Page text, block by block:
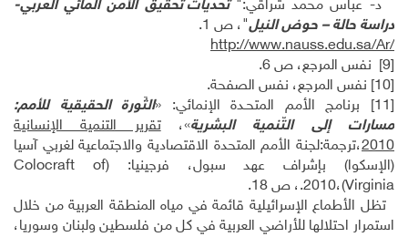
د- عباس محمد شراقي:"تحديات تحقيق الأمن المائي العربي-
دراسة حالة – حوض النيل"، ص 1.
http://www.nauss.edu.sa/Ar/
[9] نفس المرجع، ص 6.
[10] نفس المرجع، نفس الصفحة.
[11]
برنامج الأمم المتحـدة الإنمائي: «الثّورة الحقيقية للأمم:
مسارات إلى التّنمية البشرية»،تقرير التنمية الإنسانية
2010،ترجمة:لجنة الأمم المتحدة الاقتصادية والاجتماعية لغربي آسيا
(الإسكوا) بإشراف عهد سبول، فرجينيا: (Colocraft of
Virginia)،2010.، ص 18.
تظل الأطماع الإسرائيلية قائمة في مياه المنطقة العربية من خلال
استمرار احتلالها للأراضي العربية في كل من فلسطين ولبنان وسوريا،